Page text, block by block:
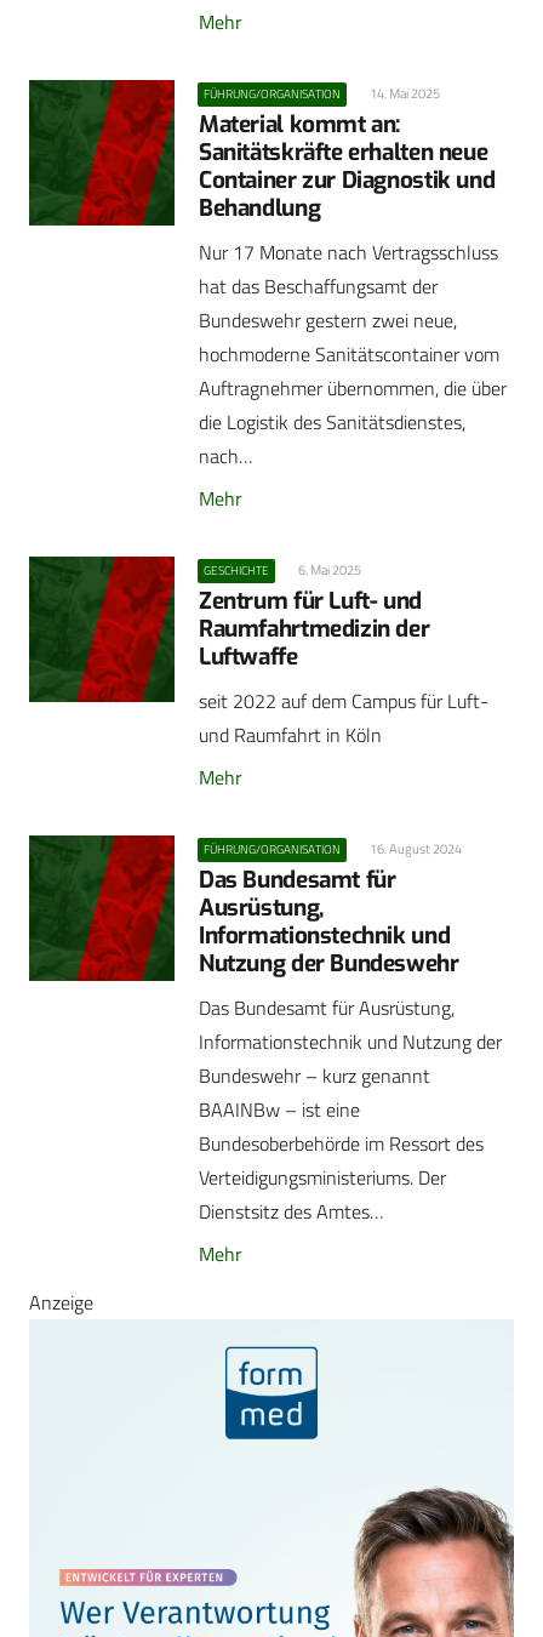
Mehr
FÜHRUNG/ORGANISATION 14. Mai 2025
Material kommt an:
Sanitätskräfte erhalten neue
Container zur Diagnostik und
Behandlung
Nur 17 Monate nach Vertragsschluss
hat das Beschaffungsamt der
Bundeswehr gestern zwei neue,
hochmoderne Sanitätscontainer vom
Auftragnehmer übernommen, die über
die Logistik des Sanitätsdienstes,
nach…
Mehr
GESCHICHTE 6. Mai 2025
Zentrum für Luft- und
Raumfahrtmedizin der
Luftwaffe
seit 2022 auf dem Campus für Luft-
und Raumfahrt in Köln
Mehr
FÜHRUNG/ORGANISATION 16. August 2024
Das Bundesamt für
Ausrüstung,
Informationstechnik und
Nutzung der Bundeswehr
Das Bundesamt für Ausrüstung,
Informationstechnik und Nutzung der
Bundeswehr – kurz genannt
BAAINBw – ist eine
Bundesoberbehörde im Ressort des
Verteidigungsministeriums. Der
Dienstsitz des Amtes…
Mehr
Anzeige